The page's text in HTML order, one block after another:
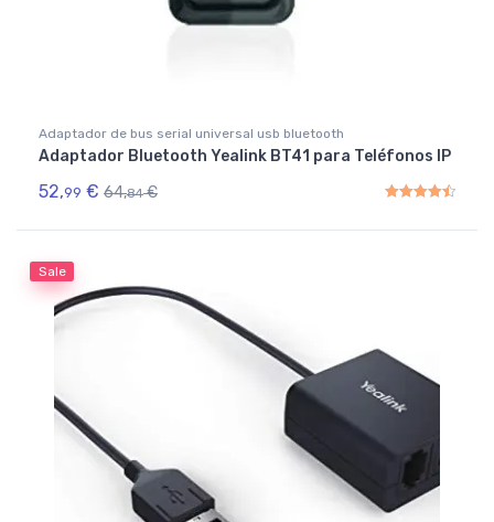
Adaptador de bus serial universal usb bluetooth
Adaptador Bluetooth Yealink BT41 para Teléfonos IP
52,99 € 64,84 €
Sale